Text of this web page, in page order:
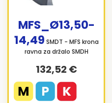
MFS_Ø13,50-
14,49 SMDT - MFS krona
ravna za držalo SMDH
132,52 €